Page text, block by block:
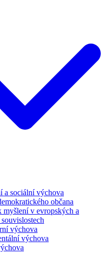
a sociální výchova
občana
myšlení v evropských a
výchova
výchova